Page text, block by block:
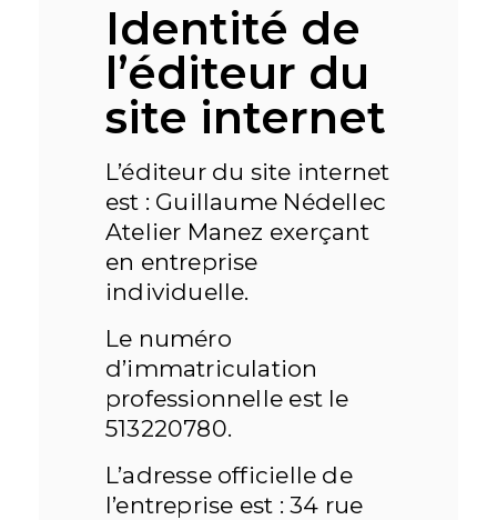
Identité de
l’éditeur du
site internet
L’éditeur du site internet
est : Guillaume Nédellec
Atelier Manez exerçant
en entreprise
individuelle.
Le numéro
d’immatriculation
professionnelle est le
513220780.
L’adresse officielle de
l’entreprise est : 34 rue